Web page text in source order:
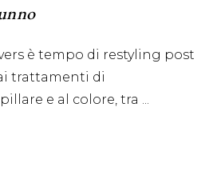
è tempo di restyling post
trattamenti di
e al colore, tra